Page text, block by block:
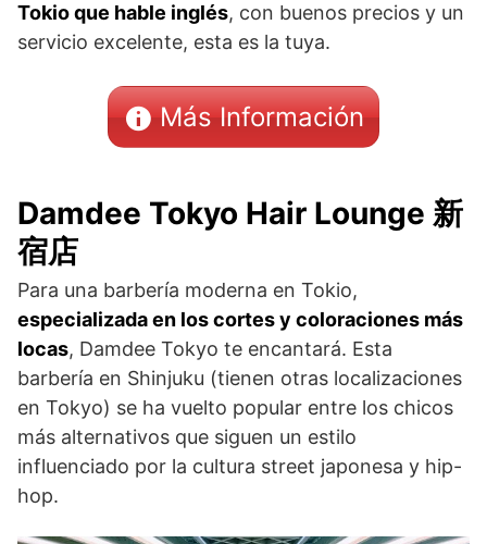
Tokio que hable inglés, con buenos precios y un
servicio excelente, esta es la tuya.
Más Información
Damdee Tokyo Hair Lounge 新
宿店
Para una barbería moderna en Tokio,
especializada en los cortes y coloraciones más
locas, Damdee Tokyo te encantará. Esta
barbería en Shinjuku (tienen otras localizaciones
en Tokyo) se ha vuelto popular entre los chicos
más alternativos que siguen un estilo
influenciado por la cultura street japonesa y hip-
hop.